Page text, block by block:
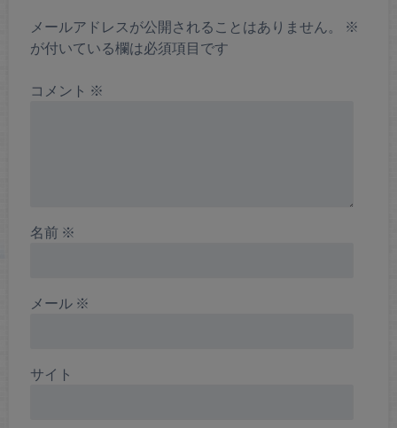
メールアドレスが公開されることはありません。
※
が付いている欄は必須項目です
コメント ※
名前 ※
メール ※
サイト